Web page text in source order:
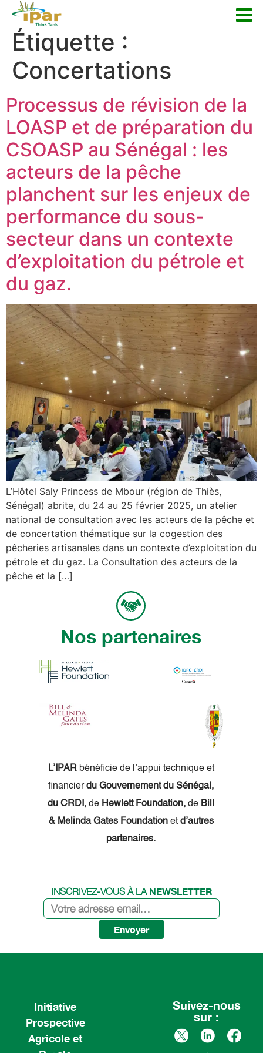
Étiquette :
Concertations
Processus de révision de la
LOASP et de préparation du
CSOASP au Sénégal : les
acteurs de la pêche
planchent sur les enjeux de
performance du sous-
secteur dans un contexte
d’exploitation du pétrole et
du gaz.
L’Hôtel Saly Princess de Mbour (région de Thiès,
Sénégal) abrite, du 24 au 25 février 2025, un atelier
national de consultation avec les acteurs de la pêche et
de concertation thématique sur la cogestion des
pêcheries artisanales dans un contexte d’exploitation du
pétrole et du gaz. La Consultation des acteurs de la
pêche et la […]
Nos partenaires
L’IPARbénéficie de l’appui technique et
financierdu Gouvernement du Sénégal,
du CRDI, de Hewlett Foundation, de Bill
& Melinda Gates Foundation et d’autres
partenaires.
INSCRIVEZ-VOUS À LA NEWSLETTER
Envoyer
Initiative
Prospective
Agricole et
Suivez-nous
sur :